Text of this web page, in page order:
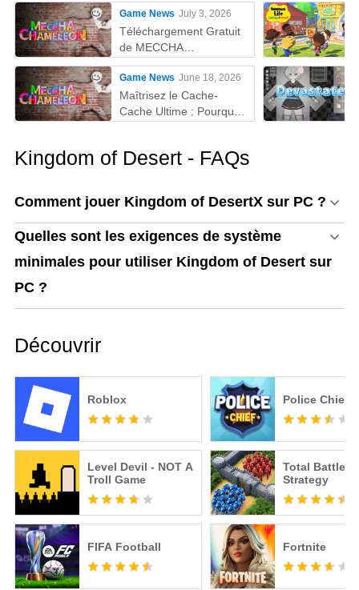
Game News July 3, 2026
Téléchargement Gratuit
de MECCHA
CHAMELEON sur PC
Game News June 18, 2026
Maîtrisez le Cache-
Cache Ultime : Pourquoi
MECCHA CHAMELEON
Kingdom of Desert - FAQs
Comment jouer Kingdom of DesertX sur PC ?
Quelles sont les exigences de système
minimales pour utiliser Kingdom of Desert sur
PC ?
Découvrir
Roblox Police Chief
Level Devil - NOT A
Troll Game
Total Battle:
Strategy
FIFA Football Fortnite